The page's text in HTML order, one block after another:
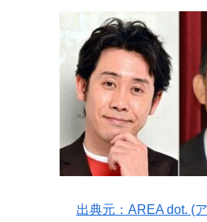
出典元：AREA dot. (